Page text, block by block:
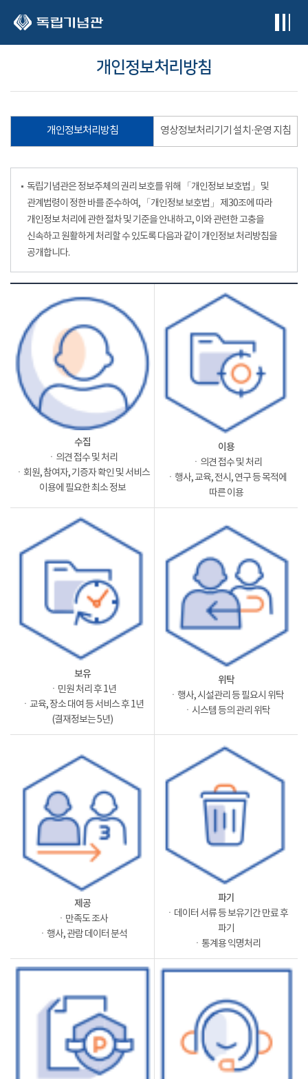
개인정보처리방침
개인정보처리방침 영상정보처리기기 설치·운영 지침
독립기념관은 정보주체의 권리 보호를 위해 「개인정보 보호법」 및
관계법령이 정한 바를 준수하여, 「개인정보 보호법」 제30조에 따라
개인정보 처리에 관한 절차 및 기준을 안내하고, 이와 관련한 고충을
신속하고 원활하게 처리할 수 있도록 다음과 같이 개인정보 처리방침을
공개합니다.
수집
ㆍ의견 접수 및 처리
ㆍ회원, 참여자, 기증자 확인 및 서비스
이용에 필요한 최소 정보
이용
ㆍ의견 접수 및 처리
ㆍ행사, 교육, 전시, 연구 등 목적에
따른 이용
보유
ㆍ민원 처리 후 1년
ㆍ교육, 장소 대여 등 서비스 후 1년
(결재정보는 5년)
위탁
ㆍ행사, 시설관리 등 필요시 위탁
ㆍ시스템 등의 관리 위탁
제공
ㆍ만족도 조사
ㆍ행사, 관람 데이터 분석
파기
ㆍ데이터 서류 등 보유기간 만료 후
파기
ㆍ통계용 익명처리